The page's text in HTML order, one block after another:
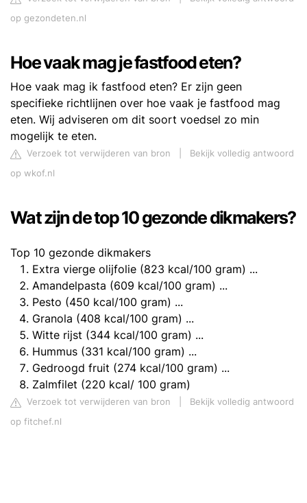
op gezondeten.nl
Hoe vaak mag je fastfood eten?
Hoe vaak mag ik fastfood eten? Er zijn geen
specifieke richtlijnen over hoe vaak je fastfood mag
eten. Wij adviseren om dit soort voedsel zo min
mogelijk te eten.
Verzoek tot verwijderen van bron
Bekijk volledig antwoord
op wkof.nl
Wat zijn de top 10 gezonde dikmakers?
Top 10 gezonde dikmakers
Extra vierge olijfolie (823 kcal/100 gram) ...
Amandelpasta (609 kcal/100 gram) ...
Pesto (450 kcal/100 gram) ...
Granola (408 kcal/100 gram) ...
Witte rijst (344 kcal/100 gram) ...
Hummus (331 kcal/100 gram) ...
Gedroogd fruit (274 kcal/100 gram) ...
Zalmfilet (220 kcal/ 100 gram)
Verzoek tot verwijderen van bron
Bekijk volledig antwoord
op fitchef.nl